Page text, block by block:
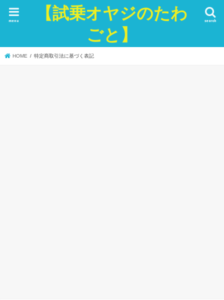
【試乗オヤジのたわ
ごと】
search
menu
HOME 特定商取引法に基づく表記